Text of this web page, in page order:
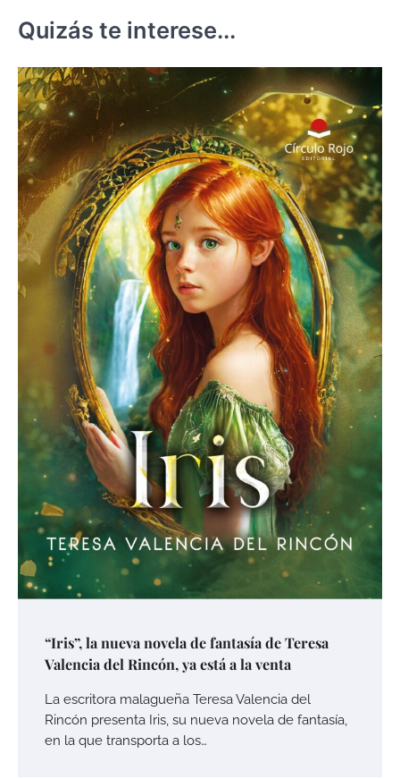
Quizás te interese...
“Iris”, la nueva novela de fantasía de Teresa
Valencia del Rincón, ya está a la venta
La escritora malagueña Teresa Valencia del
Rincón presenta Iris, su nueva novela de fantasía,
en la que transporta a los…